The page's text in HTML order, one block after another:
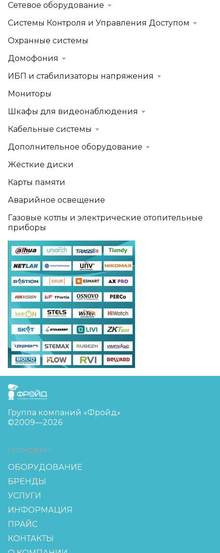
Сетевое оборудование
Системы Контроля и Управления Доступом
Охранные системы
Домофония
ИБП и стабилизаторы напряжения
Мониторы
Шкафы для видеонаблюдения
Кабельные системы
Дополнительное оборудование
Жёсткие диски
Карты памяти
Аварийное освещение
Газовые котлы и электрические отопительные
приборы
FreudGroup
Группа компаний «Фройд»
©2009—2026
ISOMORPH
ОБОРУДОВАНИЕ
БРЕНДЫ
УСЛУГИ
ИНФОРМАЦИЯ
ПРАЙС
КОНТАКТЫ